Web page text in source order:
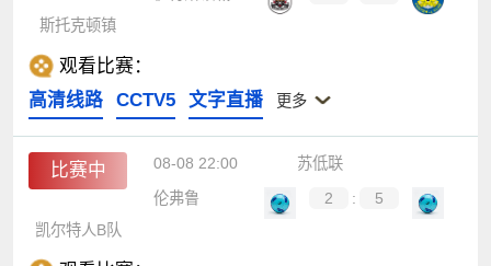
斯托克顿镇
观看比赛：
高清线路
CCTV5 文字直播 更多
比赛中 08-08 22:00
苏低联
伦弗鲁
2 :
5
凯尔特人B队